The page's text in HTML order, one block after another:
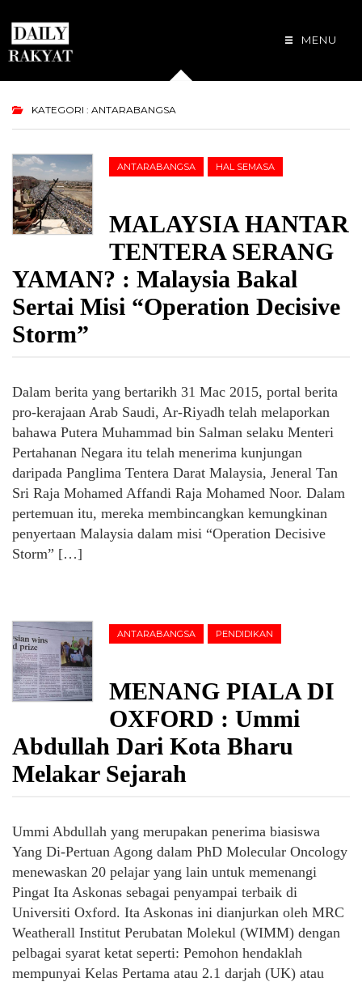
MENU
KATEGORI : ANTARABANGSA
ANTARABANGSA HAL SEMASA
MALAYSIA HANTAR
TENTERA SERANG
YAMAN? : Malaysia Bakal
Sertai Misi “Operation Decisive
Storm”
Dalam berita yang bertarikh 31 Mac 2015, portal berita
pro-kerajaan Arab Saudi, Ar-Riyadh telah melaporkan
bahawa Putera Muhammad bin Salman selaku Menteri
Pertahanan Negara itu telah menerima kunjungan
daripada Panglima Tentera Darat Malaysia, Jeneral Tan
Sri Raja Mohamed Affandi Raja Mohamed Noor. Dalam
pertemuan itu, mereka membincangkan kemungkinan
penyertaan Malaysia dalam misi “Operation Decisive
Storm” […]
ANTARABANGSA PENDIDIKAN
MENANG PIALA DI
OXFORD : Ummi
Abdullah Dari Kota Bharu
Melakar Sejarah
Ummi Abdullah yang merupakan penerima biasiswa
Yang Di-Pertuan Agong dalam PhD Molecular Oncology
menewaskan 20 pelajar yang lain untuk memenangi
Pingat Ita Askonas sebagai penyampai terbaik di
Universiti Oxford. Ita Askonas ini dianjurkan oleh MRC
Weatherall Institut Perubatan Molekul (WIMM) dengan
pelbagai syarat ketat seperti: Pemohon hendaklah
mempunyai Kelas Pertama atau 2.1 darjah (UK) atau